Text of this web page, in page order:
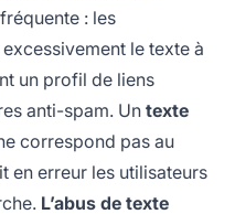
: les
le texte à
un profil de liens
anti-spam. Untexte
correspond pas au
en erreur les utilisateurs
L’abus de texte